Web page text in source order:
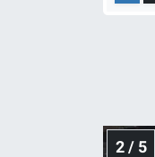
2 / 5
Yerel Gündem